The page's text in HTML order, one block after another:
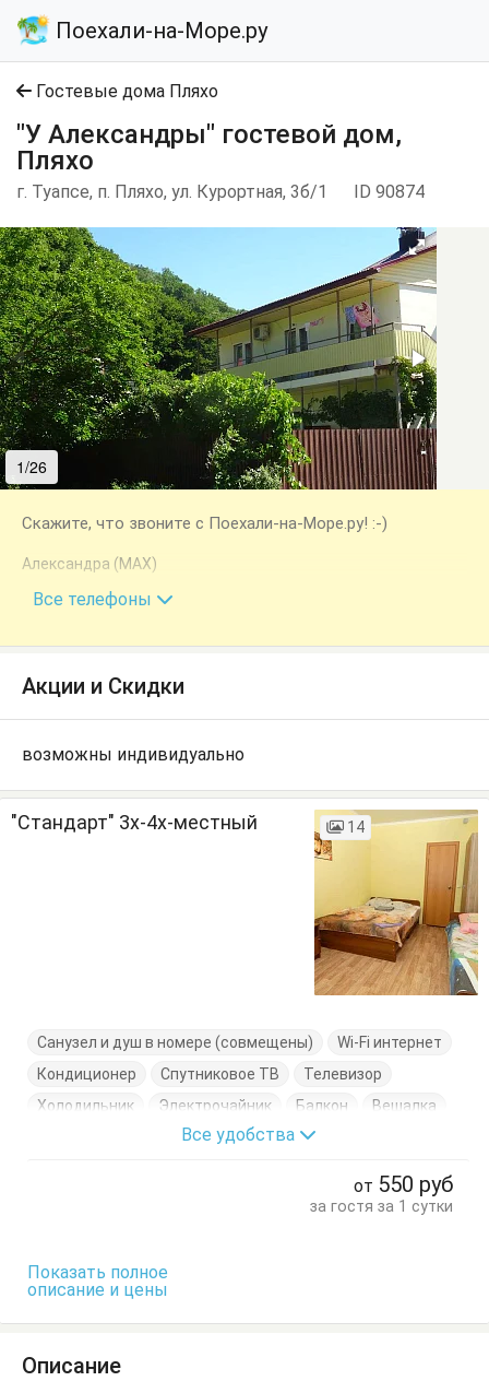
Поехали-на-Море.ру
Гостевые дома Пляхо
"У Александры" гостевой дом,
Пляхо
г. Туапсе, п. Пляхо, ул. Курортная, 3б/1 ID 90874
1/26
Скажите, что звоните с Поехали-на-Море.ру! :-)
Александра (MAX)
+7 (915) 049-16-88
Все телефоны
Акции и Скидки
возможны индивидуально
"Стандарт" 3х-4х-местный 14
Санузел и душ в номере (совмещены)
Wi-Fi интернет
Кондиционер
Спутниковое ТВ
Телевизор
Холодильник
Электрочайник Балкон
Вешалка
Двухэтажная кровать
Журнальный столик
Все удобства
от 550 руб
за гостя за 1 сутки
Показать полное
описание и цены
Описание